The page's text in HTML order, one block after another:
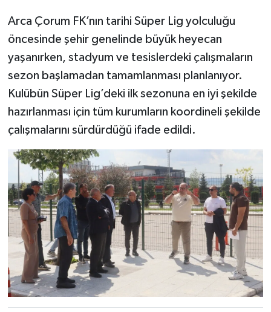
Arca Çorum FK’nın tarihi Süper Lig yolculuğu
öncesinde şehir genelinde büyük heyecan
yaşanırken, stadyum ve tesislerdeki çalışmaların
sezon başlamadan tamamlanması planlanıyor.
Kulübün Süper Lig’deki ilk sezonuna en iyi şekilde
hazırlanması için tüm kurumların koordineli şekilde
çalışmalarını sürdürdüğü ifade edildi.